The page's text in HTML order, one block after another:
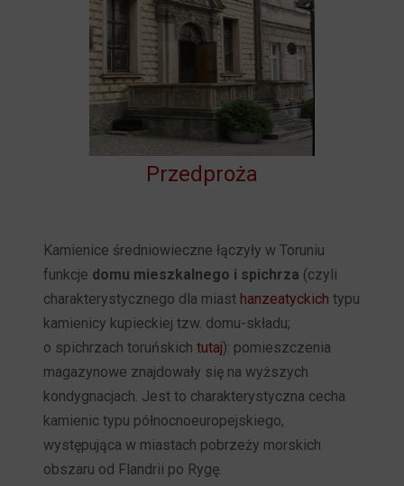
Przedproża
Kamienice średniowieczne łączyły w Toruniu
funkcje domu mieszkalnego i spichrza (czyli
charakterystycznego dla miast hanzeatyckich typu
kamienicy kupieckiej tzw. domu-składu;
o spichrzach toruńskich tutaj): pomieszczenia
magazynowe znajdowały się na wyższych
kondygnacjach. Jest to charakterystyczna cecha
kamienic typu północnoeuropejskiego,
występująca w miastach pobrzeży morskich
obszaru od Flandrii po Rygę.